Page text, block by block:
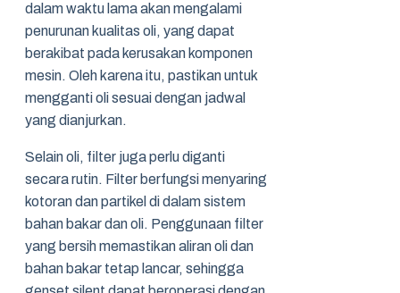
dalam waktu lama akan mengalami
penurunan kualitas oli, yang dapat
berakibat pada kerusakan komponen
mesin. Oleh karena itu, pastikan untuk
mengganti oli sesuai dengan jadwal
yang dianjurkan.
Selain oli, filter juga perlu diganti
secara rutin. Filter berfungsi menyaring
kotoran dan partikel di dalam sistem
bahan bakar dan oli. Penggunaan filter
yang bersih memastikan aliran oli dan
bahan bakar tetap lancar, sehingga